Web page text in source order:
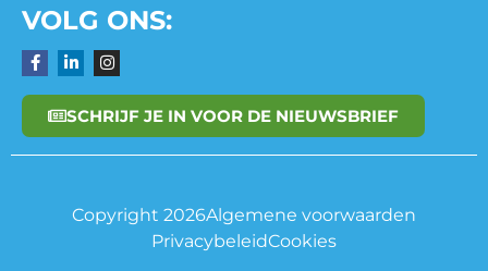
VOLG ONS:
SCHRIJF JE IN VOOR DE NIEUWSBRIEF
Copyright 2026Algemene voorwaarden
PrivacybeleidCookies